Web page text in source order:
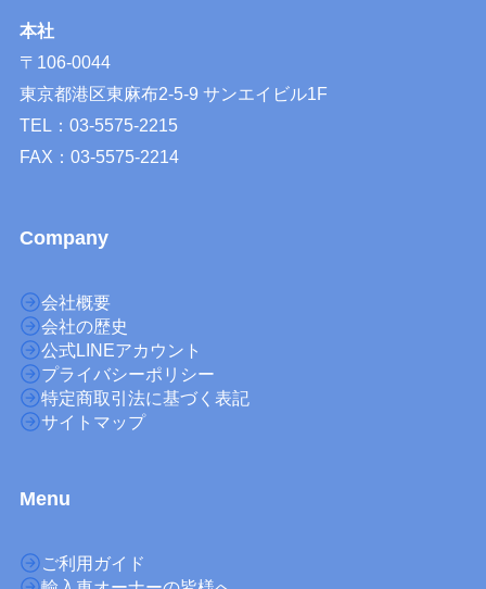
本社
〒106-0044
東京都港区東麻布2-5-9 サンエイビル1F
TEL：03-5575-2215
FAX：03-5575-2214
Company
会社概要
会社の歴史
公式LINEアカウント
プライバシーポリシー
特定商取引法に基づく表記
サイトマップ
Menu
ご利用ガイド